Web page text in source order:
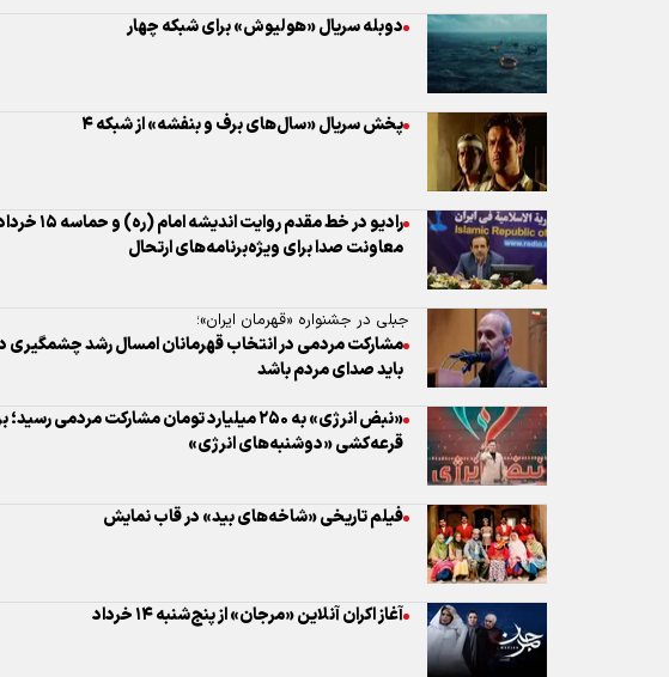
باید صدای مردم باشد
«نبض انرژی» به ۲۵۰ میلیارد تومان مشارکت مردمی
فیلم تاریخی «شاخه‌های بید» در قاب نمایش
آغاز اکران آنلاین «مرجان» از پنج‌شنبه ۱۴ خرداد